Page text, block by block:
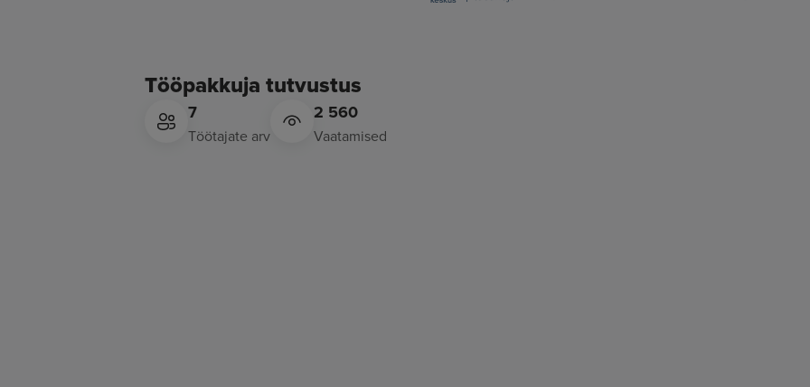
Tööpakkuja tutvustus
7
Töötajate arv
2 560
Vaatamised